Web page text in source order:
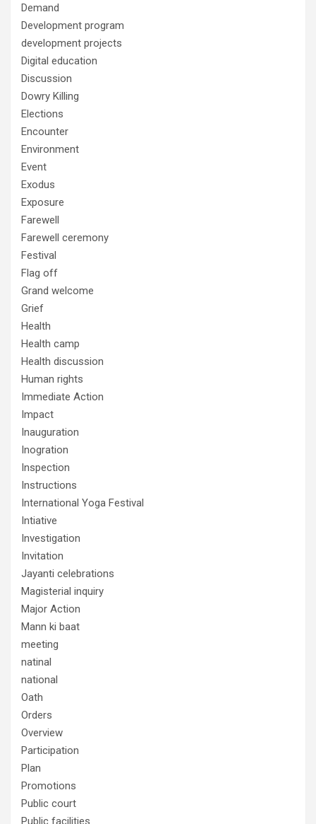
Demand
Development program
development projects
Digital education
Discussion
Dowry Killing
Elections
Encounter
Environment
Event
Exodus
Exposure
Farewell
Farewell ceremony
Festival
Flag off
Grand welcome
Grief
Health
Health camp
Health discussion
Human rights
Immediate Action
Impact
Inauguration
Inogration
Inspection
Instructions
International Yoga Festival
Intiative
Investigation
Invitation
Jayanti celebrations
Magisterial inquiry
Major Action
Mann ki baat
meeting
natinal
national
Oath
Orders
Overview
Participation
Plan
Promotions
Public court
Public facilities